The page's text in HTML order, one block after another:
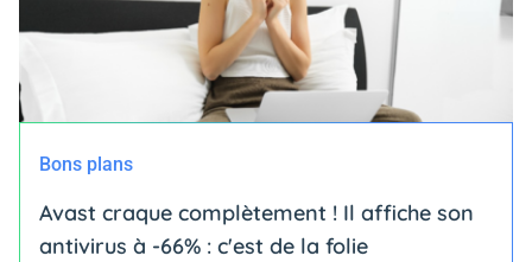
Bons plans
Avast craque complètement ! Il affiche son
antivirus à -66% : c'est de la folie